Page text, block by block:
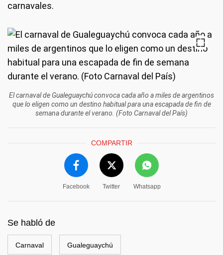
carnavales.
El carnaval de Gualeguaychú convoca cada año a miles de argentinos
que lo eligen como un destino habitual para una escapada de fin de
semana durante el verano. (Foto Carnaval del País)
COMPARTIR
Facebook Twitter Whatsapp
Se habló de
Carnaval Gualeguaychú